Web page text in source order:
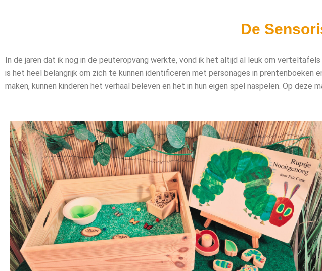
De
In de jaren dat ik nog in de peuteropvang werkte, vond ik het altijd al leuk om
is het heel belangrijk om zich te kunnen identificeren met personages in
maken, kunnen kinderen het verhaal beleven en het in hun eigen spel naspelen. Op deze